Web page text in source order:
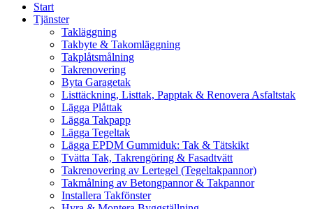
Start
Tjänster
Takläggning
Takbyte & Takomläggning
Takplåtsmålning
Takrenovering
Byta Garagetak
Listtäckning, Listtak, Papptak & Renovera Asfaltstak
Lägga Plåttak
Lägga Takpapp
Lägga Tegeltak
Lägga EPDM Gummiduk: Tak & Tätskikt
Tvätta Tak, Takrengöring & Fasadtvätt
Takrenovering av Lertegel (Tegeltakpannor)
Takmålning av Betongpannor & Takpannor
Installera Takfönster